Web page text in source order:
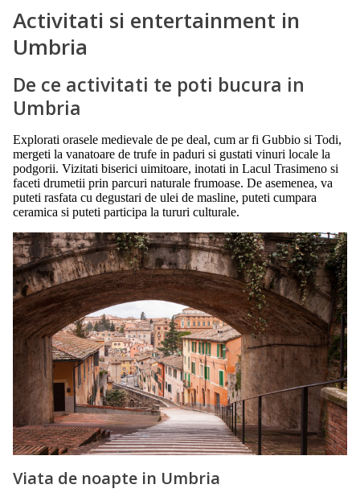
Activitati si entertainment in
Umbria
De ce activitati te poti bucura in
Umbria
Explorati orasele medievale de pe deal, cum ar fi Gubbio si Todi,
mergeti la vanatoare de trufe in paduri si gustati vinuri locale la
podgorii. Vizitati biserici uimitoare, inotati in Lacul Trasimeno si
faceti drumetii prin parcuri naturale frumoase. De asemenea, va
puteti rasfata cu degustari de ulei de masline, puteti cumpara
ceramica si puteti participa la tururi culturale.
Viata de noapte in Umbria